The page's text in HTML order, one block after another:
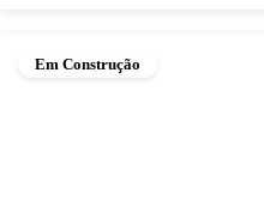
Em Construção